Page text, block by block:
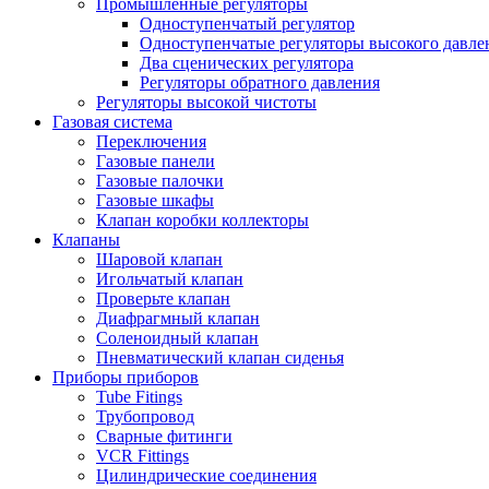
Одноступенчатый регулятор
Одноступенчатые регуляторы высокого
Два сценических регулятора
Регуляторы обратного давления
Регуляторы высокой чистоты
Газовая система
Переключения
Газовые панели
Газовые палочки
Газовые шкафы
Клапан коробки коллекторы
Клапаны
Шаровой клапан
Игольчатый клапан
Проверьте клапан
Диафрагмный клапан
Соленоидный клапан
Пневматический клапан сиденья
Приборы приборов
Tube Fitings
Трубопровод
Сварные фитинги
VCR Fittings
Цилиндрические соединения